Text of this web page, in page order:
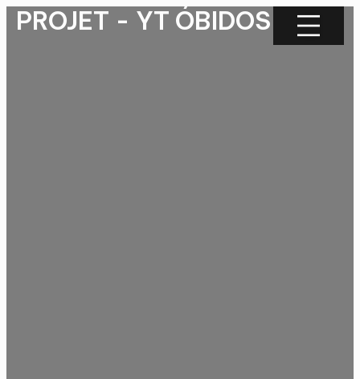
PROJET - YT ÓBIDOS